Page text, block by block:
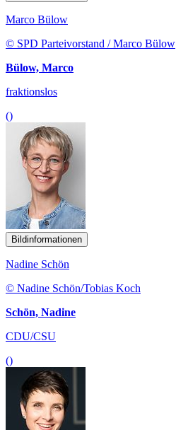
Marco Bülow
© SPD Parteivorstand / Marco Bülow
Bülow, Marco
fraktionslos
()
Bildinformationen
Nadine Schön
© Nadine Schön/Tobias Koch
Schön, Nadine
CDU/CSU
()